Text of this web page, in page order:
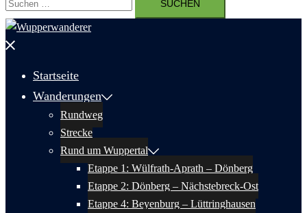
nach:
Menü
Startseite
Wanderungen
Rundweg
Strecke
Rund um Wuppertal
Etappe 1: Wülfrath-Aprath – Dönberg
Etappe 2: Dönberg – Nächstebreck-Ost
Etappe 4: Beyenburg – Lüttringhausen